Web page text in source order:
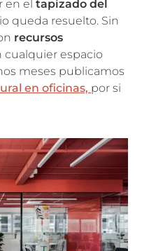
en el tapizado del
queda resuelto. Sin
recursos
espacio
meses publicamos
en oficinas, por si